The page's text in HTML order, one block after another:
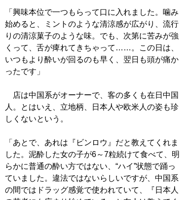
「興味本位で一つもらって口に入れました。噛み
始めると、ミントのような清涼感が広がり、流行
りの清涼菓子のような味。でも、次第に苦みが強
くって、舌が痺れてきちゃって……。この日は、
いつもより酔いが回るのも早く、翌日も頭が痛か
ったです」
店は中国系がオーナーで、客の多くも在日中国
人。とはいえ、立地柄、日本人や欧米人の姿も珍
しくないという。
「あとで、あれは『ビンロウ』だと教えてくれま
した。泥酔した女の子が6～7粒続けて食べて、明
らかに普通の酔い方ではない、“ハイ”状態で踊っ
ていました。違法ではないらしいですが、中国系
の間ではドラッグ感覚で使われていて、『日本人